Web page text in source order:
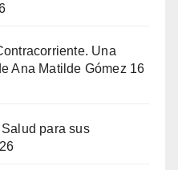
Una
Ana Matilde Gómez 16
para sus